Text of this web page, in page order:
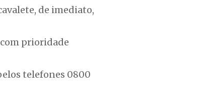
de imediato,
prioridade
telefones 0800